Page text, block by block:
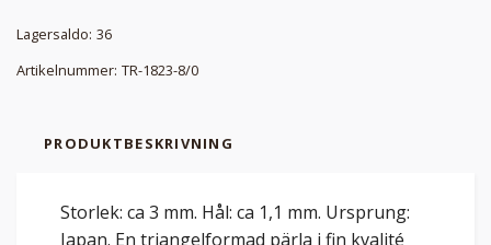
Lagersaldo: 36
Artikelnummer: TR-1823-8/0
PRODUKTBESKRIVNING
Storlek: ca 3 mm. Hål: ca 1,1 mm. Ursprung:
Japan. En triangelformad pärla i fin kvalité